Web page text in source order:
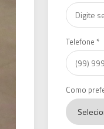
Telefone *
Como